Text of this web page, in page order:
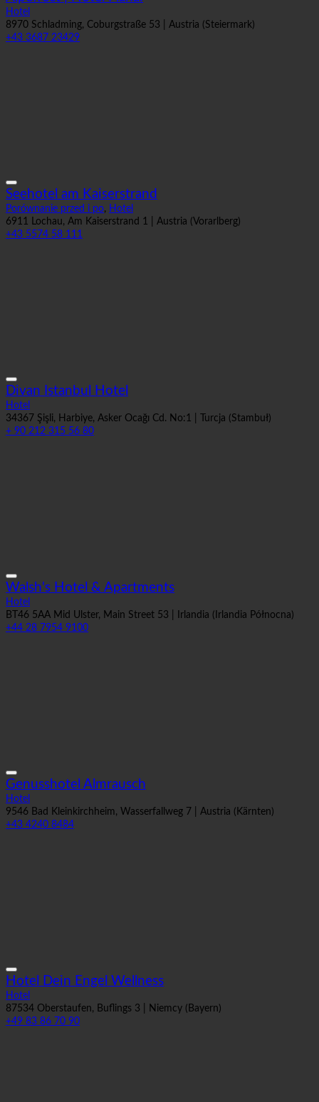
Hotel
8970 Schladming, Coburgstraße 53 | Austria (Steiermark)
+43 3687 23429
Seehotel am Kaiserstrand
Porównanie przed i po,Hotel
6911 Lochau, Am Kaiserstrand 1 | Austria (Vorarlberg)
+43 5574 58 111
Divan Istanbul Hotel
Hotel
34367 Şişli, Harbiye, Asker Ocağı Cd. No:1 | Turcja (Stambuł)
+ 90 212 315 56 80
Walsh's Hotel & Apartments
Hotel
BT46 5AA Mid Ulster, Main Street 53 | Irlandia (Irlandia Północna)
+44 28 7954 9100
Genusshotel Almrausch
Hotel
9546 Bad Kleinkirchheim, Wasserfallweg 7 | Austria (Kärnten)
+43 4240 8484
Hotel Dein Engel Wellness
Hotel
87534 Oberstaufen, Buflings 3 | Niemcy (Bayern)
+49 83 86 70 90